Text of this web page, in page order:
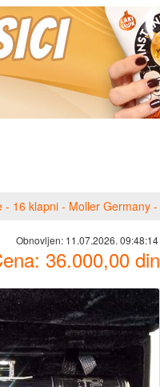
- 16 klapni - Moller Germany -
Obnovljen: 11.07.2026. 09:48:14
36.000,00 din